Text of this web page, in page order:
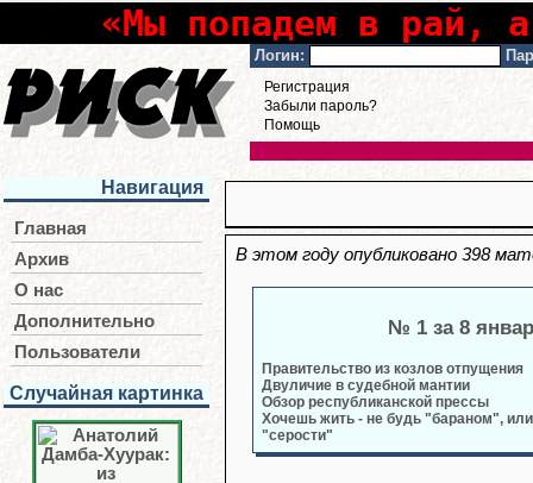
«Мы попадем в рай,
Логин:
Регистрация
Забыли пароль?
Помощь
Навигация
Главная
Архив
О нас
Дополнительно
Пользователи
Случайная картинка
В этом году опубликовано 398
№ 1 за 8
Правительство из козлов отпущения
Двуличие в судебной мантии
Обзор республиканской прессы
Хочешь жить - не будь "бараном",
"серости"